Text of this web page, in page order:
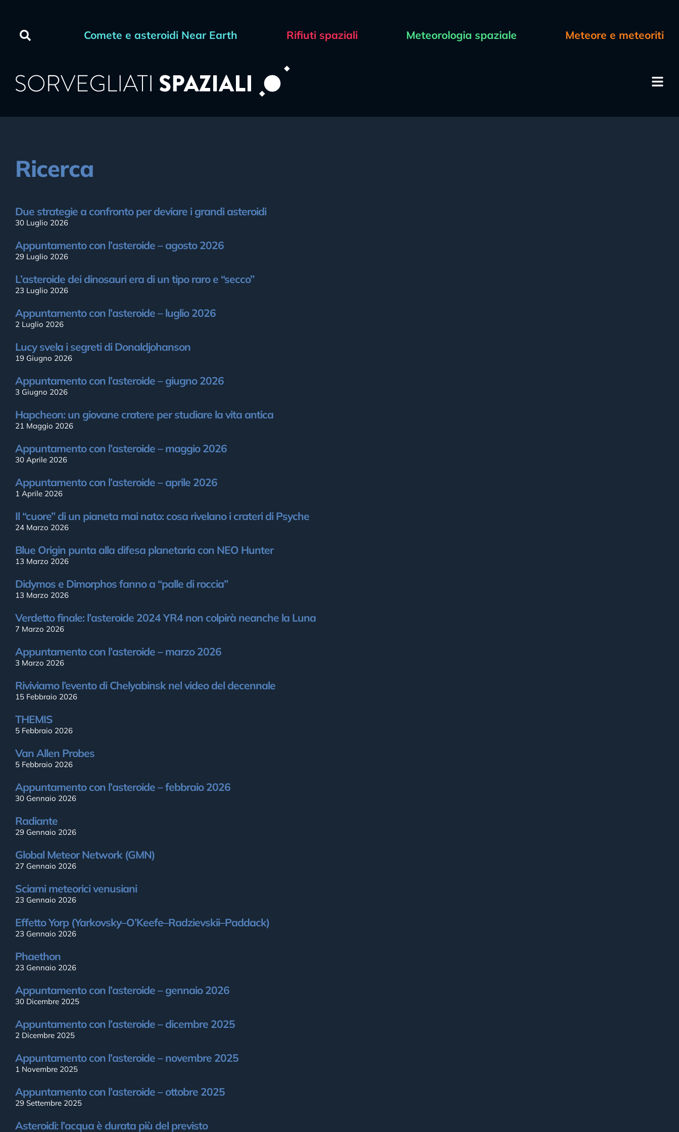
Comete e asteroidi Near Earth Rifiuti spaziali Meteorologia spaziale Meteore e meteoriti
Ricerca
Due strategie a confronto per deviare i grandi asteroidi
30 Luglio 2026
Appuntamento con l’asteroide – agosto 2026
29 Luglio 2026
L’asteroide dei dinosauri era di un tipo raro e “secco”
23 Luglio 2026
Appuntamento con l’asteroide – luglio 2026
2 Luglio 2026
Lucy svela i segreti di Donaldjohanson
19 Giugno 2026
Appuntamento con l’asteroide – giugno 2026
3 Giugno 2026
Hapcheon: un giovane cratere per studiare la vita antica
21 Maggio 2026
Appuntamento con l’asteroide – maggio 2026
30 Aprile 2026
Appuntamento con l’asteroide – aprile 2026
1 Aprile 2026
Il “cuore” di un pianeta mai nato: cosa rivelano i crateri di Psyche
24 Marzo 2026
Blue Origin punta alla difesa planetaria con NEO Hunter
13 Marzo 2026
Didymos e Dimorphos fanno a “palle di roccia”
13 Marzo 2026
Verdetto finale: l’asteroide 2024 YR4 non colpirà neanche la Luna
7 Marzo 2026
Appuntamento con l’asteroide – marzo 2026
3 Marzo 2026
Riviviamo l’evento di Chelyabinsk nel video del decennale
15 Febbraio 2026
THEMIS
5 Febbraio 2026
Van Allen Probes
5 Febbraio 2026
Appuntamento con l’asteroide – febbraio 2026
30 Gennaio 2026
Radiante
29 Gennaio 2026
Global Meteor Network (GMN)
27 Gennaio 2026
Sciami meteorici venusiani
23 Gennaio 2026
Effetto Yorp (Yarkovsky–O’Keefe–Radzievskii–Paddack)
23 Gennaio 2026
Phaethon
23 Gennaio 2026
Appuntamento con l’asteroide – gennaio 2026
30 Dicembre 2025
Appuntamento con l’asteroide – dicembre 2025
2 Dicembre 2025
Appuntamento con l’asteroide – novembre 2025
1 Novembre 2025
Appuntamento con l’asteroide – ottobre 2025
29 Settembre 2025
Asteroidi: l’acqua è durata più del previsto